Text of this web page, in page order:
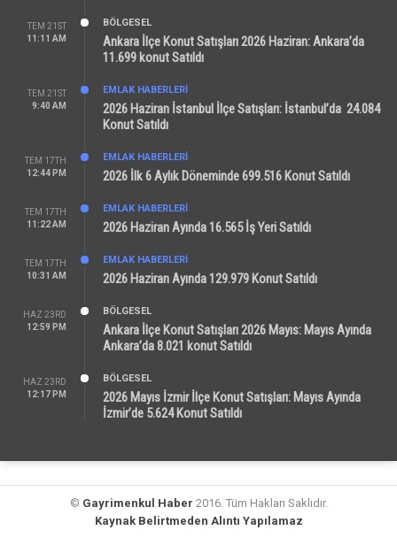
TEM 21ST
11:11 AM
BÖLGESEL
Ankara İlçe Konut Satışları 2026 Haziran: Ankara’da
11.699 konut Satıldı
TEM 21ST
9:40 AM
EMLAK HABERLERI
2026 Haziran İstanbul İlçe Satışları: İstanbul’da 24.084
Konut Satıldı
TEM 17TH
12:44 PM
EMLAK HABERLERI
2026 İlk 6 Aylık Döneminde 699.516 Konut Satıldı
TEM 17TH
11:22 AM
EMLAK HABERLERI
2026 Haziran Ayında 16.565 İş Yeri Satıldı
TEM 17TH
10:31 AM
EMLAK HABERLERI
2026 Haziran Ayında 129.979 Konut Satıldı
HAZ 23RD
12:59 PM
BÖLGESEL
Ankara İlçe Konut Satışları 2026 Mayıs: Mayıs Ayında
Ankara’da 8.021 konut Satıldı
HAZ 23RD
12:17 PM
BÖLGESEL
2026 Mayıs İzmir İlçe Konut Satışları: Mayıs Ayında
İzmir’de 5.624 Konut Satıldı
© Gayrimenkul Haber 2016. Tüm Hakları Saklıdır.
Kaynak Belirtmeden Alıntı Yapılamaz